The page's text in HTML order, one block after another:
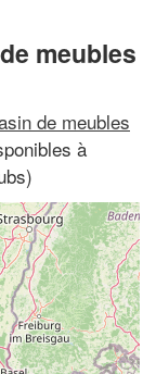
meubles
de meubles
à